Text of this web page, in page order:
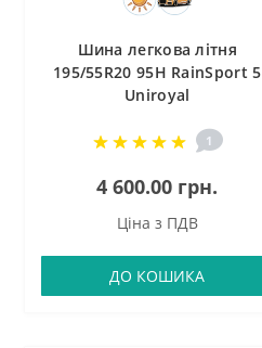
Шина легкова літня
195/55R20 95H RainSport 5
Uniroyal
1
4 600.00 грн.
Ціна з ПДВ
ДО КОШИКА